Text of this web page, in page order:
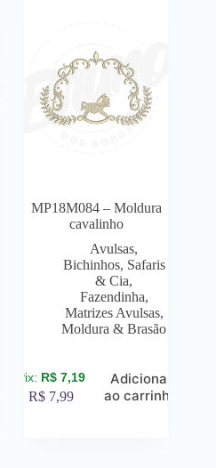
MP18M084 – Moldura
cavalinho
Avulsas,
Bichinhos, Safaris
& Cia,
Fazendinha,
Matrizes Avulsas,
Moldura & Brasão
R$ 7,19
R$ 7,99
Adicionar
ao carrinho